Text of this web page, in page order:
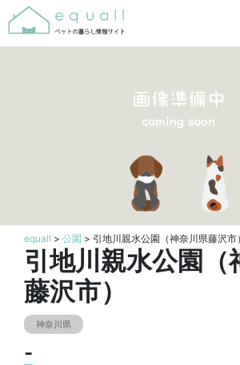
equall > 公園 > 引地川親水公園（神奈川県藤沢市）
引地川親水公園（
藤沢市）
神奈川県
-